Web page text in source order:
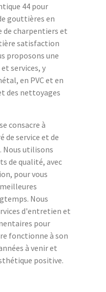
44 pour
gouttières en
de charpentiers et
satisfaction
proposons une
services, y
en PVC et en
des nettoyages
consacre à
de service et de
Nous utilisons
de qualité, avec
pour vous
Nous
d'entretien et
pour
fonctionne à son
à venir et
positive.